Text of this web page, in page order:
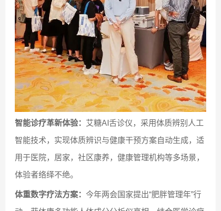
智能诊疗革新体验： 艾糖AI舌诊仪，采用体质辨别人工
智能技术，实现体质辨识与健康干预方案自动生成，适
用于医院，居家，社区康养，健康管理机构等多场景，
体验者络绎不绝。
体重数字疗法方案： 今年两会国家提出“肥胖管理年”行